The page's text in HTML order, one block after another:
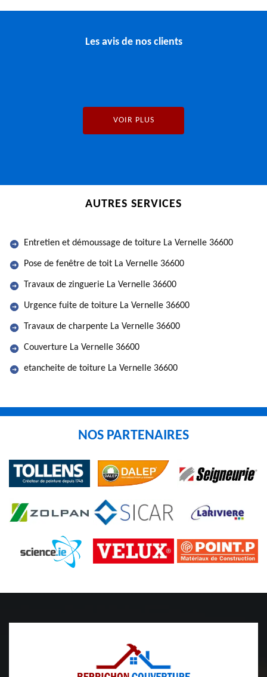
Les avis de nos clients
VOIR PLUS
AUTRES SERVICES
Entretien et démoussage de toiture La Vernelle 36600
Pose de fenêtre de toit La Vernelle 36600
Travaux de zinguerie La Vernelle 36600
Urgence fuite de toiture La Vernelle 36600
Travaux de charpente La Vernelle 36600
Couverture La Vernelle 36600
etancheite de toiture La Vernelle 36600
NOS PARTENAIRES